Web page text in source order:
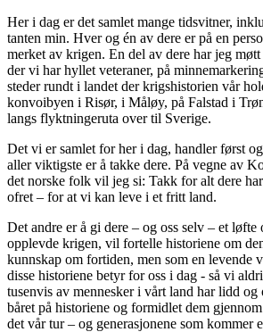
Her i dag er det samlet mange tidsvitner,
tanten min. Hver og én av dere er på en
merket av krigen. En del av dere har jeg
der vi har hyllet veteraner, på
steder rundt i landet der krigshistorien vår
konvoibyen i Risør, i Måløy, på Falstad i
langs flyktningeruta over til Sverige.
Det vi er samlet for her i dag, handler først
aller viktigste er å takke dere. På vegne av
det norske folk vil jeg si: Takk for alt dere
ofret – for at vi kan leve i et fritt land.
Det andre er å gi dere – og oss selv – et
opplevde krigen, vil fortelle historiene om
kunnskap om fortiden, men som en levende
disse historiene betyr for oss i dag - så vi
tusenvis av mennesker i vårt land har lidd
båret på historiene og formidlet dem
det vår tur – og generasjonene som kommer